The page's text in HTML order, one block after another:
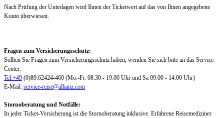
Nach Prüfung der Unterlagen wird Ihnen der Ticketwert auf das von Ihnen angegebene
Konto überwiesen.
Fragen zum Versicherungsschutz:
Sollten Sie Fragen zum Versicherungsschutz haben, wenden Sie sich bitte an das Service
Center:
Tel:+49 (0)89.62424-460 (Mo.-Fr. 08:30 - 19:00 Uhr und Sa 09:00 - 14:00 Uhr)
E-Mail: service-reise@allianz.com
Stornoberatung und Notfälle:
In jeder Ticket-Versicherung ist die Stornoberatung inklusive. Erfahrene Reisemediziner